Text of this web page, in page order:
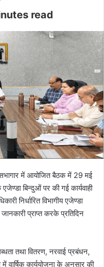
read
में आयोजित बैठक में 29 मई
बिन्दुओं पर की गई कार्यवाही
निर्धारित विभागीय एजेण्डा
प्राप्त करके प्रतिदिन
तथा वितरण, नरवाई प्रबंधन,
वार्षिक कार्ययोजना के अनुसार की